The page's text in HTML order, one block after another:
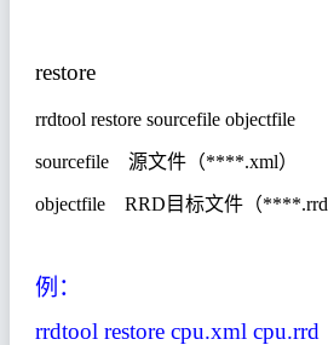
restore
rrdtool restore sourcefile objectfile
sourcefile 源文件（****.xml）
objectfile RRD 目标文件（****.rrd
例：
rrdtool restore cpu.xml cpu.rrd